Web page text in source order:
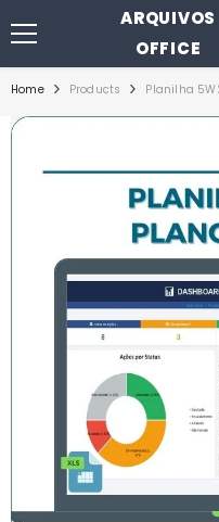
PULAR PARA O CONTEÚDO
ARQUIVOS
OFFICE
Home Products Planilha